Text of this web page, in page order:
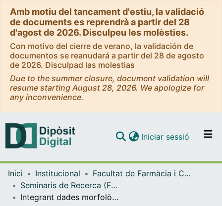
Amb motiu del tancament d'estiu, la validació
de documents es reprendrà a partir del 28
d'agost de 2026. Disculpeu les molèsties.
Con motivo del cierre de verano, la validación de
documentos se reanudará a partir del 28 de agosto
de 2026. Disculpad las molestias
Due to the summer closure, document validation will
resume starting August 28, 2026. We apologize for
any inconvenience.
Navega per tot el DD
Com publicar
Iniciar sessió (current)
Inici Institucional
Facultat de Farmàcia i Ciències de l'Alimentació
Seminaris de Recerca (Facultat de Farmàcia i Ciències de l'Alimentació)
Integrant dades morfològiques i moleculars en Compositae: aplicacions en sistemàtica i biogeografia (Seminaris de Recerca 2012)